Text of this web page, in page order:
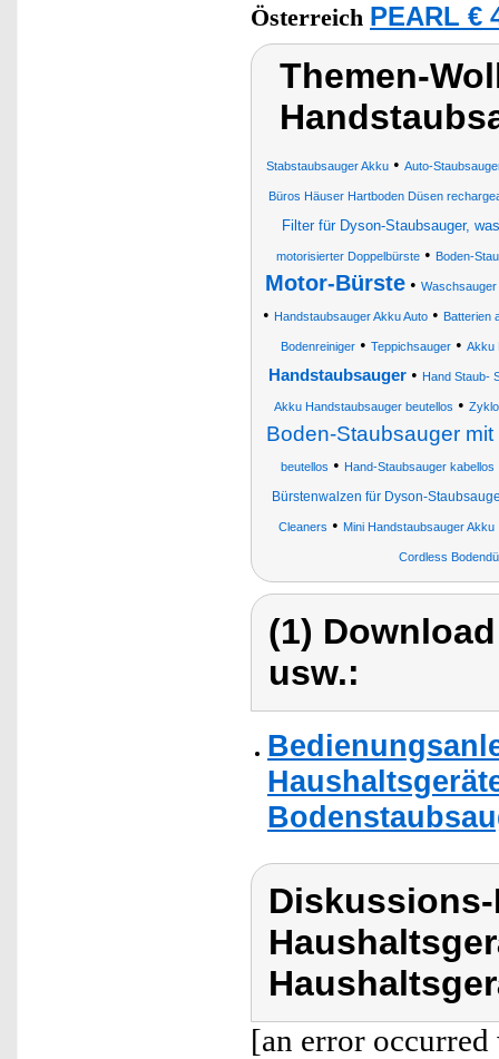
Österreich PEARL €
Themen-
Stabstaubsauger Akku • Auto-
Büros Häuser Hartboden Düsen
Filter für Dyson-Staubsauger,
motorisierter Doppelbürste• Boden-
Motor-Bürste• Waschsauger
• Handstaubsauger Akku Auto • Batterien
Bodenreiniger• Teppichsauger• Akku
Handstaubsauger • Hand Staub-
Akku Handstaubsauger beutellos •
Boden-Staubsauger
beutellos • Hand-Staubsauger kabellos
Bürstenwalzen für Dyson-
Cleaners • Mini Handstaubsauger Akku
Cordless
(1)
usw.:
[an error